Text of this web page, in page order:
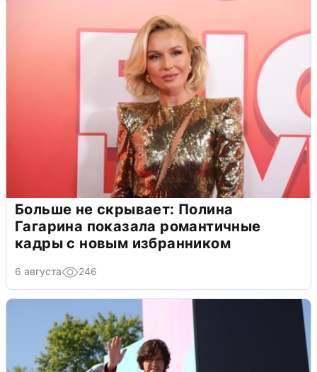
Больше не скрывает: Полина
Гагарина показала романтичные
кадры с новым избранником
6 августа 246